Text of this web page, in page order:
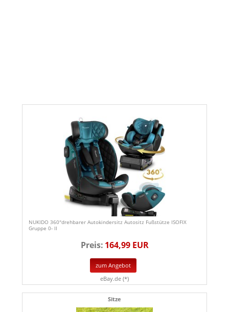
NUKIDO 360°drehbarer Autokindersitz Autositz Fußstütze ISOFIX
Gruppe 0- II
Preis: 164,99 EUR
zum Angebot
eBay.de (*)
Sitze